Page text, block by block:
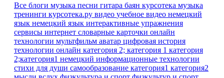
Все блоги музыка песни гитара баян курсотека музыка
тренинги курсотека.ру видео учебное видео немецкий
язык немецкий язык интерактивные упражнения
сервисы интернет словарные карточки онлайн
технологии мультфильм аватар цифровая история
технологии онлайн категория 2; категория 1 категория
2;категория1 немецкий информационные технологии
стихи для души самообразование категория1 категория2